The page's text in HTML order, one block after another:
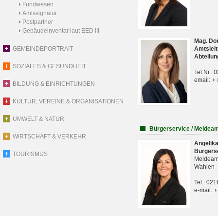
Fundwesen
Amtssignatur
Postpartner
Gebäudeinventar laut EED III
GEMEINDEPORTRAIT
SOZIALES & GESUNDHEIT
BILDUNG & EINRICHTUNGEN
KULTUR, VEREINE & ORGANISATIONEN
UMWELT & NATUR
WIRTSCHAFT & VERKEHR
TOURISMUS
Mag.
Tel.Nr.:
email:
Bürgerservice /
Wahlen
Tel.:
e-mail: